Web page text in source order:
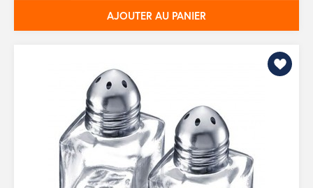
AJOUTER AU PANIER